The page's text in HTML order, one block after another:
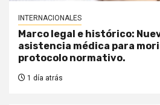
INTERNACIONALES
Marco legal e histórico:
asistencia médica para
protocolo normativo.
1 día atrás